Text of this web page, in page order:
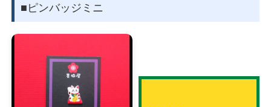
■ピンバッジミニ